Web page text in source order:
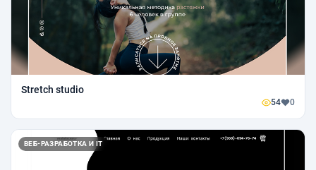
Stretch studio
54 0
ВЕБ-РАЗРАБОТКА И IT